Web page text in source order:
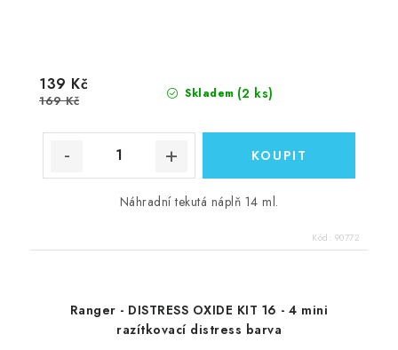
Skladem (2 ks)
139 Kč
169 Kč
Náhradní tekutá náplň 14 ml.
Kód: 90772
Ranger - DISTRESS OXIDE KIT 16 - 4 mini
razítkovací distress barva